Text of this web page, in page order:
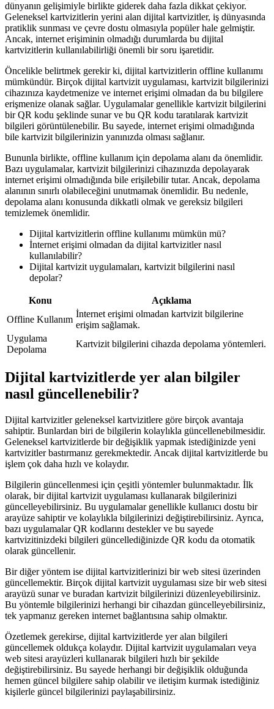
dünyanın gelişimiyle birlikte giderek daha fazla dikkat çekiyor.
Geleneksel kartvizitlerin yerini alan dijital kartvizitler, iş dünyasında
pratiklik sunması ve çevre dostu olmasıyla popüler hale gelmiştir.
Ancak, internet erişiminin olmadığı durumlarda bu dijital
kartvizitlerin kullanılabilirliği önemli bir soru işaretidir.
Öncelikle belirtmek gerekir ki, dijital kartvizitlerin offline kullanımı
mümkündür. Birçok dijital kartvizit uygulaması, kartvizit bilgilerinizi
cihazınıza kaydetmenize ve internet erişimi olmadan da bu bilgilere
erişmenize olanak sağlar. Uygulamalar genellikle kartvizit bilgilerini
bir QR kodu şeklinde sunar ve bu QR kodu taratılarak kartvizit
bilgileri görüntülenebilir. Bu sayede, internet erişimi olmadığında
bile kartvizit bilgilerinizin yanınızda olması sağlanır.
Bununla birlikte, offline kullanım için depolama alanı da önemlidir.
Bazı uygulamalar, kartvizit bilgilerinizi cihazınızda depolayarak
internet erişimi olmadığında bile erişilebilir tutar. Ancak, depolama
alanının sınırlı olabileceğini unutmamak önemlidir. Bu nedenle,
depolama alanı konusunda dikkatli olmak ve gereksiz bilgileri
temizlemek önemlidir.
Dijital kartvizitlerin offline kullanımı mümkün mü?
İnternet erişimi olmadan da dijital kartvizitler nasıl
kullanılabilir?
Dijital kartvizit uygulamaları, kartvizit bilgilerini nasıl
depolar?
Konu
Açıklama
Offline Kullanım
İnternet erişimi olmadan kartvizit bilgilerine
erişim sağlamak.
Uygulama
Depolama
Kartvizit bilgilerini cihazda depolama yöntemleri.
Dijital kartvizitlerde yer alan bilgiler
nasıl güncellenebilir?
Dijital kartvizitler geleneksel kartvizitlere göre birçok avantaja
sahiptir. Bunlardan biri de bilgilerin kolaylıkla güncellenebilmesidir.
Geleneksel kartvizitlerde bir değişiklik yapmak istediğinizde yeni
kartvizitler bastırmanız gerekmektedir. Ancak dijital kartvizitlerde bu
işlem çok daha hızlı ve kolaydır.
Bilgilerin güncellenmesi için çeşitli yöntemler bulunmaktadır. İlk
olarak, bir dijital kartvizit uygulaması kullanarak bilgilerinizi
güncelleyebilirsiniz. Bu uygulamalar genellikle kullanıcı dostu bir
arayüze sahiptir ve kolaylıkla bilgilerinizi değiştirebilirsiniz. Ayrıca,
bazı uygulamalar QR kodlarını destekler ve bu sayede
kartvizitinizdeki bilgileri güncellediğinizde QR kodu da otomatik
olarak güncellenir.
Bir diğer yöntem ise dijital kartvizitlerinizi bir web sitesi üzerinden
güncellemektir. Birçok dijital kartvizit uygulaması size bir web sitesi
arayüzü sunar ve buradan kartvizit bilgilerinizi düzenleyebilirsiniz.
Bu yöntemle bilgilerinizi herhangi bir cihazdan güncelleyebilirsiniz,
tek yapmanız gereken internet bağlantısına sahip olmaktır.
Özetlemek gerekirse, dijital kartvizitlerde yer alan bilgileri
güncellemek oldukça kolaydır. Dijital kartvizit uygulamaları veya
web sitesi arayüzleri kullanarak bilgileri hızlı bir şekilde
değiştirebilirsiniz. Bu sayede herhangi bir değişiklik olduğunda
hemen güncel bilgilere sahip olabilir ve iletişim kurmak istediğiniz
kişilerle güncel bilgilerinizi paylaşabilirsiniz.